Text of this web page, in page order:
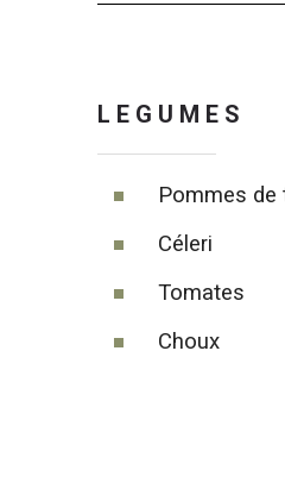
LEGUMES
Pommes de
Céleri
Tomates
Choux